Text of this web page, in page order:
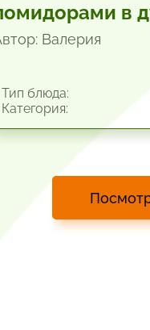
в
Валерия
блюда: